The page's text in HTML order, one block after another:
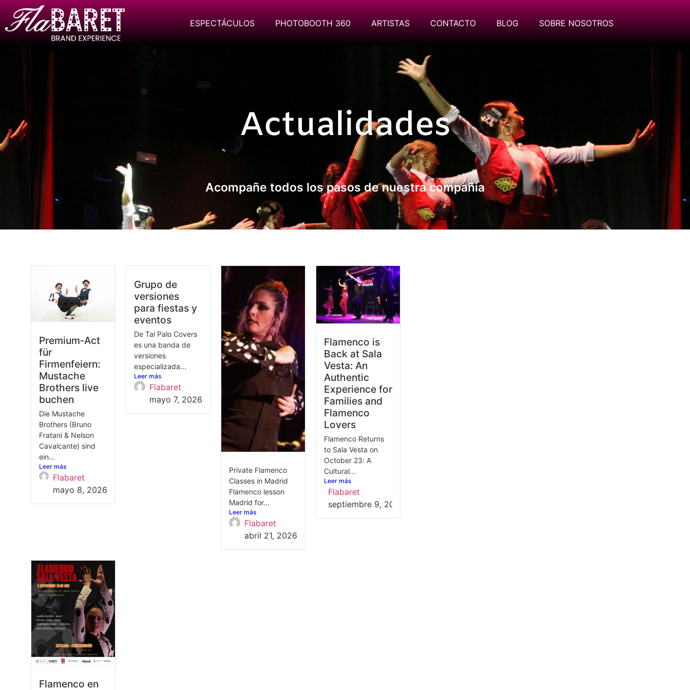
ESPECTÁCULOS PHOTOBOOTH 360 ARTISTAS CONTACTO BLOG SOBRE NOSOTROS
Actualidades
Acompañe todos los pasos de nuestra compañia
Premium‑Act
für
Firmenfeiern:
Mustache
Brothers live
buchen
Die Mustache
Brothers (Bruno
Fratani & Nelson
Cavalcante) sind
ein...
Leer más
Flabaret
mayo 8, 2026
Grupo de
versiones
para fiestas y
eventos
De Tal Palo Covers
es una banda de
versiones
especializada...
Leer más
Flabaret
mayo 7, 2026
Private Flamenco
Classes in Madrid
Flamenco lesson
Madrid for...
Leer más
Flabaret
abril 21, 2026
Flamenco is
Back at Sala
Vesta: An
Authentic
Experience for
Families and
Flamenco
Lovers
Flamenco Returns
to Sala Vesta on
October 23: A
Cultural...
Leer más
Flabaret
septiembre 9, 2025
Flamenco en